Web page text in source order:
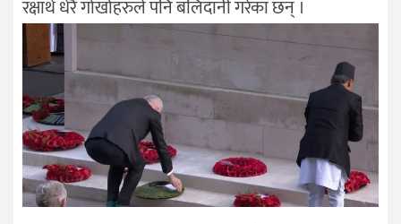
रक्षार्थ धेरै गोर्खाहरुले पनि बलिदानी गरेका छन् ।